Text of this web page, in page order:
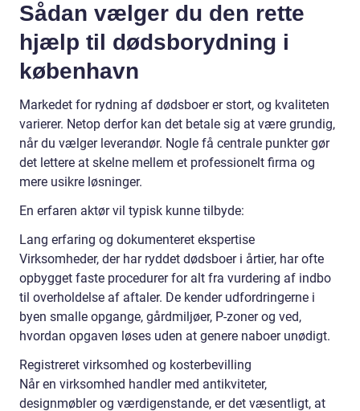
Sådan vælger du den rette
hjælp til dødsborydning i
københavn
Markedet for rydning af dødsboer er stort, og kvaliteten
varierer. Netop derfor kan det betale sig at være grundig,
når du vælger leverandør. Nogle få centrale punkter gør
det lettere at skelne mellem et professionelt firma og
mere usikre løsninger.
En erfaren aktør vil typisk kunne tilbyde:
Lang erfaring og dokumenteret ekspertise
Virksomheder, der har ryddet dødsboer i årtier, har ofte
opbygget faste procedurer for alt fra vurdering af indbo
til overholdelse af aftaler. De kender udfordringerne i
byen smalle opgange, gårdmiljøer, P-zoner og ved,
hvordan opgaven løses uden at genere naboer unødigt.
Registreret virksomhed og kosterbevilling
Når en virksomhed handler med antikviteter,
designmøbler og værdigenstande, er det væsentligt, at